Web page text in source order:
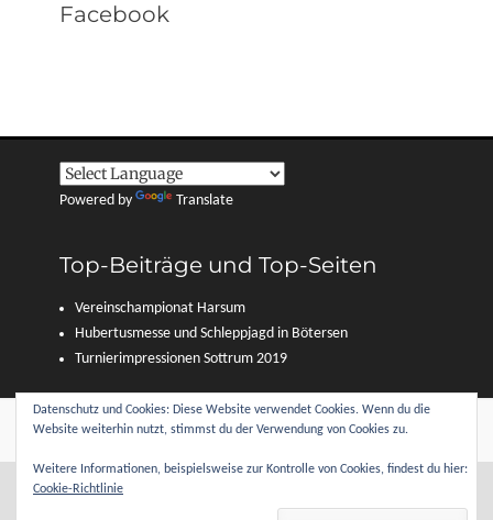
Facebook
Powered by Translate
Top-Beiträge und Top-Seiten
Vereinschampionat Harsum
Hubertusmesse und Schleppjagd in Bötersen
Turnierimpressionen Sottrum 2019
Copyright © 2026 Reitverein Sottrum und Umgebung e. V.
. Alle Rechte
Datenschutz und Cookies: Diese Website verwendet Cookies. Wenn du die
Website weiterhin nutzt, stimmst du der Verwendung von Cookies zu.
Weitere Informationen, beispielsweise zur Kontrolle von Cookies, findest du hier:
Cookie-Richtlinie